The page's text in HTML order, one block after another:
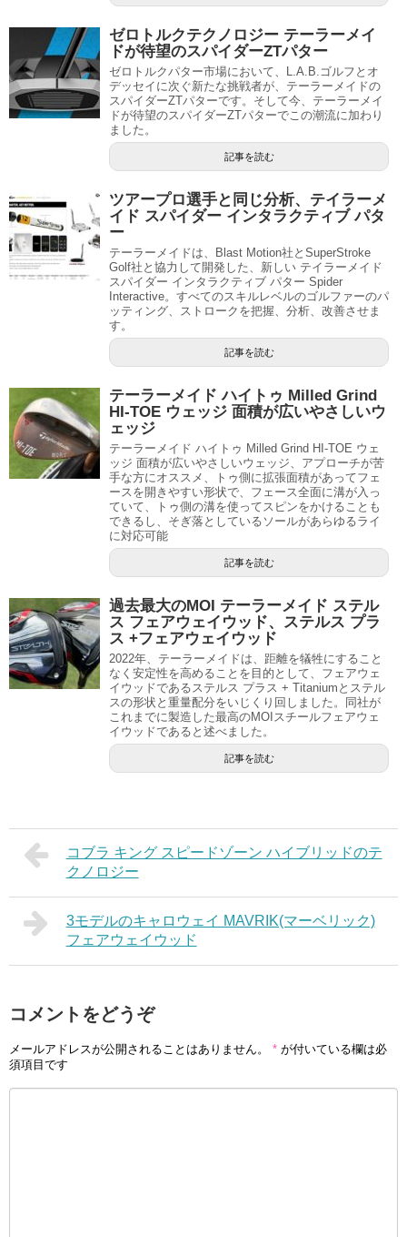
ゼロトルクテクノロジー テーラーメイ
ドが待望のスパイダーZTパター
ゼロトルクパター市場において、L.A.B.ゴルフとオ
デッセイに次ぐ新たな挑戦者が、テーラーメイドの
スパイダーZTパターです。そして今、テーラーメイ
ドが待望のスパイダーZTパターでこの潮流に加わり
ました。
記事を読む
ツアープロ選手と同じ分析、テイラーメ
イド スパイダー インタラクティブ パタ
ー
テーラーメイドは、Blast Motion社とSuperStroke
Golf社と協力して開発した、新しい テイラーメイド
スパイダー インタラクティブ パター Spider
Interactive。すべてのスキルレベルのゴルファーのパ
ッティング、ストロークを把握、分析、改善させま
す。
記事を読む
テーラーメイド ハイトゥ Milled Grind
HI-TOE ウェッジ 面積が広いやさしいウ
ェッジ
テーラーメイド ハイトゥ Milled Grind HI-TOE ウェ
ッジ 面積が広いやさしいウェッジ、アプローチが苦
手な方にオススメ、トゥ側に拡張面積があってフェ
ースを開きやすい形状で、フェース全面に溝が入っ
ていて、トゥ側の溝を使ってスピンをかけることも
できるし、そぎ落としているソールがあらゆるライ
に対応可能
記事を読む
過去最大のMOI テーラーメイド ステル
ス フェアウェイウッド、ステルス プラ
ス +フェアウェイウッド
2022年、テーラーメイドは、距離を犠牲にすること
なく安定性を高めることを目的として、フェアウェ
イウッドであるステルス プラス + Titaniumとステル
スの形状と重量配分をいじくり回しました。同社が
これまでに製造した最高のMOIスチールフェアウェ
イウッドであると述べました。
記事を読む
コブラ キング スピードゾーン ハイブリッドのテ
クノロジー
3モデルのキャロウェイ MAVRIK(マーベリック)
フェアウェイウッド
コメントをどうぞ
メールアドレスが公開されることはありません。 * が付いている欄は必
須項目です